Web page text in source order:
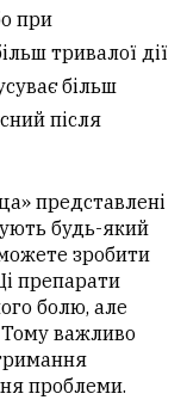
при
тривалої дії
більш
після
представлені
будь-який
зробити
препарати
болю, але
Тому важливо
проблеми.